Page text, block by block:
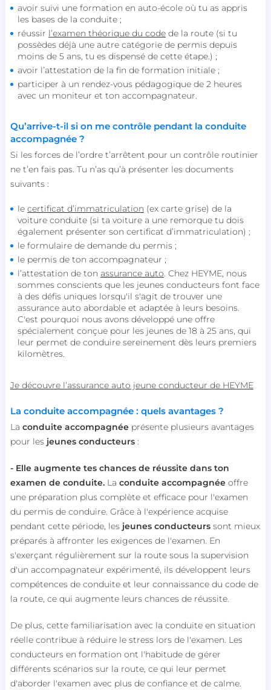
avoir suivi une formation en auto-école où tu as appris
les bases de la conduite ;
réussir l’examen théorique du codede la route (si tu
possèdes déjà une autre catégorie de permis depuis
moins de 5 ans, tu es dispensé de cette étape.) ;
avoir l’attestation de la fin de formation initiale ;
participer à un rendez-vous pédagogique de 2 heures
avec un moniteur et ton accompagnateur.
Qu’arrive-t-il si on me contrôle pendant la conduite
accompagnée ?
Si les forces de l’ordre t’arrêtent pour un contrôle routinier
ne t’en fais pas. Tu n’as qu’à présenter les documents
suivants :
le certificat d’immatriculation (ex carte grise) de la
voiture conduite (si ta voiture a une remorque tu dois
également présenter son certificat d’immatriculation) ;
le formulaire de demande du permis ;
le permis de ton accompagnateur ;
l’attestation de ton assurance auto . Chez HEYME, nous
sommes conscients que les jeunes conducteurs font face
à des défis uniques lorsqu'il s'agit de trouver une
assurance auto abordable et adaptée à leurs besoins.
C'est pourquoi nous avons développé une offre
spécialement conçue pour les jeunes de 18 à 25 ans, qui
leur permet de conduire sereinement dès leurs premiers
kilomètres.
Je découvre l’assurance auto jeune conducteur de HEYME
La conduite accompagnée : quels avantages ?
La conduite accompagnéeprésente plusieurs avantages
pour les jeunes conducteurs:
- Elle augmente tes chances de réussite dans ton
examen de conduite.La conduite accompagnéeoffre
une préparation plus complète et efficace pour l'examen
du permis de conduire. Grâce à l'expérience acquise
pendant cette période, lesjeunes conducteurssont mieux
préparés à affronter les exigences de l'examen. En
s'exerçant régulièrement sur la route sous la supervision
d'un accompagnateur expérimenté, ils développent leurs
compétences de conduite et leur connaissance du code de
la route, ce qui augmente leurs chances de réussite.
De plus, cette familiarisation avec la conduite en situation
réelle contribue à réduire le stress lors de l'examen. Les
conducteurs en formation ont l'habitude de gérer
différents scénarios sur la route, ce qui leur permet
d'aborder l'examen avec plus de confiance et de calme.